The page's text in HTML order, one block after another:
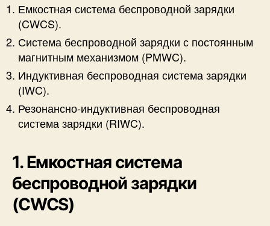
Емкостная система беспроводной зарядки
(CWCS).
Система беспроводной зарядки с постоянным
магнитным механизмом (PMWC).
Индуктивная беспроводная система зарядки
(IWC).
Резонансно-индуктивная беспроводная
система зарядки (RIWC).
1. Емкостная система
беспроводной зарядки
(CWCS)